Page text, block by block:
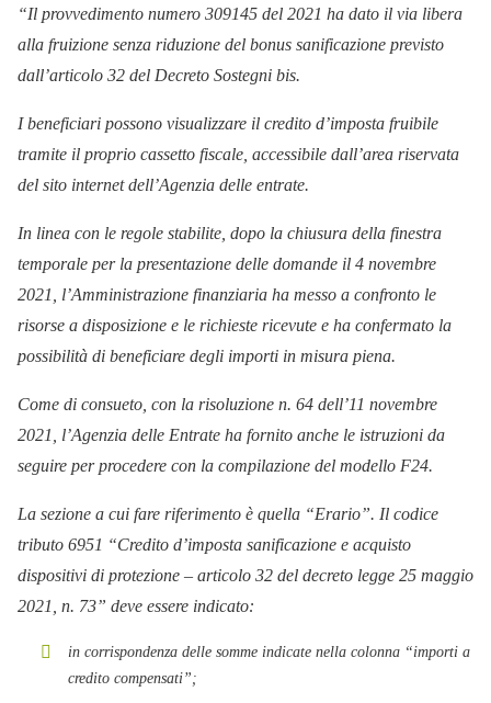
“Il provvedimento numero 309145 del 2021 ha dato il via libera
alla fruizione senza riduzione del bonus sanificazione previsto
dall’articolo 32 del Decreto Sostegni bis.
I beneficiari possono visualizzare il credito d’imposta fruibile
tramite il proprio cassetto fiscale, accessibile dall’area riservata
del sito internet dell’Agenzia delle entrate.
In linea con le regole stabilite, dopo la chiusura della finestra
temporale per la presentazione delle domande il 4 novembre
2021, l’Amministrazione finanziaria ha messo a confronto le
risorse a disposizione e le richieste ricevute e ha confermato la
possibilità di beneficiare degli importi in misura piena.
Come di consueto, con la risoluzione n. 64 dell’11 novembre
2021, l’Agenzia delle Entrate ha fornito anche le istruzioni da
seguire per procedere con la compilazione del modello F24.
La sezione a cui fare riferimento è quella “Erario”. Il codice
tributo 6951 “Credito d’imposta sanificazione e acquisto
dispositivi di protezione – articolo 32 del decreto legge 25 maggio
2021, n. 73” deve essere indicato:
in corrispondenza delle somme indicate nella colonna “importi a
credito compensati”;